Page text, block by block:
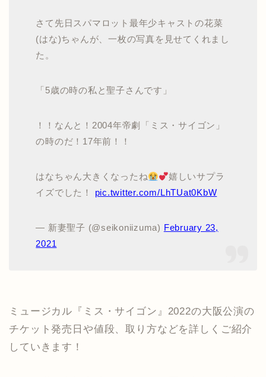
さて先日スパマロット最年少キャストの花菜
(はな)ちゃんが、一枚の写真を見せてくれまし
た。
「5歳の時の私と聖子さんです」
！！なんと！2004年帝劇「ミス・サイゴン」
の時のだ！17年前！！
はなちゃん大きくなったね
嬉しいサプラ
イズでした！ pic.twitter.com/LhTUat0KbW
— 新妻聖子 (@seikoniizuma) February 23,
2021
ミュージカル『ミス・サイゴン』2022の大阪公演の
チケット発売日や値段、取り方などを詳しくご紹介
していきます！